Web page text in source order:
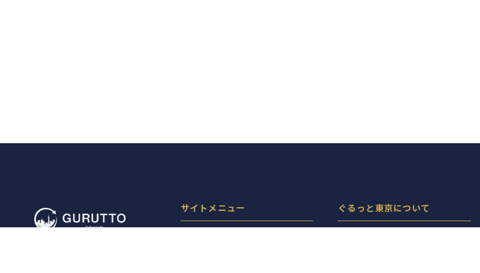
サイトメニュー ぐるっと東京について